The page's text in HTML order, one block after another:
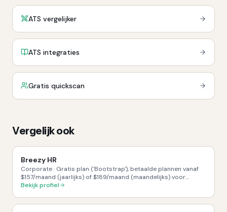
ATS vergelijker
ATS integraties
Gratis quickscan
Vergelijk ook
Breezy HR
Corporate· Gratis plan ('Bootstrap'), betaalde plannen vanaf
$157/maand (jaarlijks) of $189/maand (maandelijks) voor
'Startup' plan. Add-ons voor SMS/Text Messaging, Breezy
Bekijk profiel